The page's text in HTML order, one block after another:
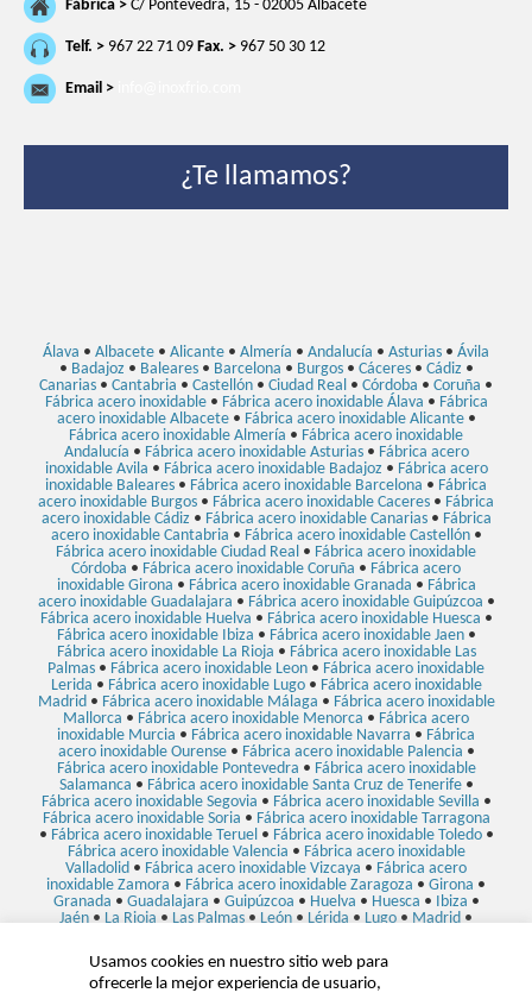
Fábrica > C/ Pontevedra, 15 - 02005 Albacete
Telf. > 967 22 71 09 Fax. > 967 50 30 12
Email >
¿Te llamamos?
Álava • Albacete • Alicante • Almería • Andalucía • Asturias • Ávila
• Badajoz • Baleares• Barcelona • Burgos• Cáceres• Cádiz •
Canarias • Cantabria • Castellón • Ciudad Real • Córdoba • Coruña •
Fábrica acero inoxidable• Fábrica acero inoxidable Álava • Fábrica
acero inoxidable Albacete• Fábrica acero inoxidable Alicante•
Fábrica acero inoxidable Almería • Fábrica acero inoxidable
Andalucía • Fábrica acero inoxidable Asturias• Fábrica acero
inoxidable Avila • Fábrica acero inoxidable Badajoz • Fábrica acero
inoxidable Baleares • Fábrica acero inoxidable Barcelona • Fábrica
acero inoxidable Burgos • Fábrica acero inoxidable Caceres • Fábrica
acero inoxidable Cádiz • Fábrica acero inoxidable Canarias• Fábrica
acero inoxidable Cantabria • Fábrica acero inoxidable Castellón•
Fábrica acero inoxidable Ciudad Real • Fábrica acero inoxidable
Córdoba • Fábrica acero inoxidable Coruña • Fábrica acero
inoxidable Girona • Fábrica acero inoxidable Granada • Fábrica
acero inoxidable Guadalajara • Fábrica acero inoxidable Guipúzcoa •
Fábrica acero inoxidable Huelva • Fábrica acero inoxidable Huesca •
Fábrica acero inoxidable Ibiza • Fábrica acero inoxidable Jaen•
Fábrica acero inoxidable La Rioja • Fábrica acero inoxidable Las
Palmas • Fábrica acero inoxidable Leon • Fábrica acero inoxidable
Lerida • Fábrica acero inoxidable Lugo• Fábrica acero inoxidable
Madrid • Fábrica acero inoxidable Málaga • Fábrica acero inoxidable
Mallorca • Fábrica acero inoxidable Menorca • Fábrica acero
inoxidable Murcia • Fábrica acero inoxidable Navarra • Fábrica
acero inoxidable Ourense• Fábrica acero inoxidable Palencia •
Fábrica acero inoxidable Pontevedra • Fábrica acero inoxidable
Salamanca • Fábrica acero inoxidable Santa Cruz de Tenerife•
Fábrica acero inoxidable Segovia • Fábrica acero inoxidable Sevilla •
Fábrica acero inoxidable Soria • Fábrica acero inoxidable Tarragona
• Fábrica acero inoxidable Teruel • Fábrica acero inoxidable Toledo•
Fábrica acero inoxidable Valencia • Fábrica acero inoxidable
Valladolid • Fábrica acero inoxidable Vizcaya • Fábrica acero
inoxidable Zamora • Fábrica acero inoxidable Zaragoza • Girona •
Granada • Guadalajara • Guipúzcoa • Huelva • Huesca • Ibiza •
Jaén • La Rioja • Las Palmas • León • Lérida • Lugo • Madrid •
Ourense Palencia • Pontevedra
Santa Cruz de Tenerife •Segovia• Sevilla•Soria•
Teruel•Toledo •Valencia•Valladolid•Vizcaya
Usamos cookies en nuestro sitio web para
ofrecerle la mejor experiencia de usuario,